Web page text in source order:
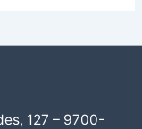
127 – 9700-